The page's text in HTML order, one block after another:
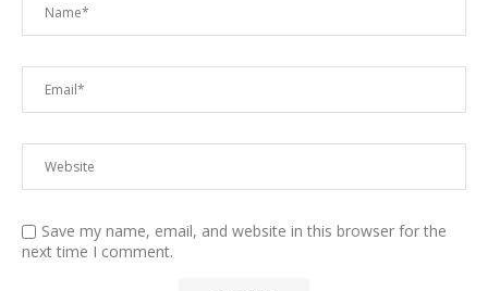
Save my name, email, and website in this browser for the
next time I comment.